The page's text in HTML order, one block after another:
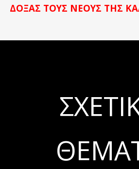
ΔΟΞΑΣ ΤΟΥΣ ΝΕΟΥΣ ΤΗΣ